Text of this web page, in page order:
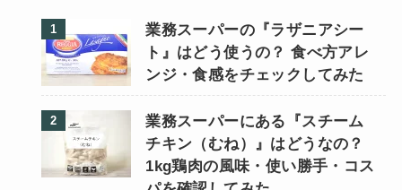
業務スーパーの『ラザニアシー
ト』はどう使うの？ 食べ方アレ
ンジ・食感をチェックしてみた
業務スーパーにある『スチーム
チキン（むね）』はどうなの？
1kg鶏肉の風味・使い勝手・コス